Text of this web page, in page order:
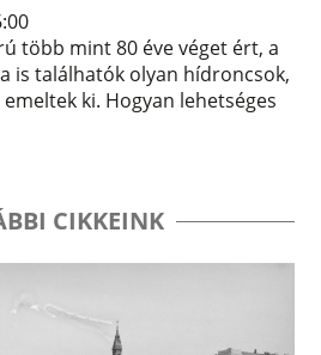
több mint 80 éve véget ért, a
is találhatók olyan hídroncsok,
ki. Hogyan lehetséges
CIKKEINK